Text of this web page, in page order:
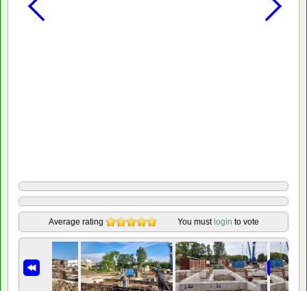
Average rating You must login to vote